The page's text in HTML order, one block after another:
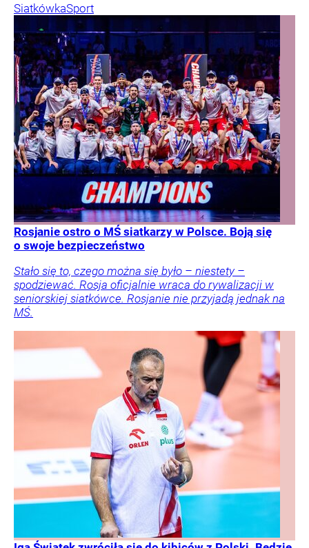
SiatkówkaSport
Rosjanie ostro o MŚ siatkarzy w Polsce. Boją się
o swoje bezpieczeństwo
Stało się to, czego można się było – niestety –
spodziewać. Rosja oficjalnie wraca do rywalizacji w
seniorskiej siatkówce. Rosjanie nie przyjadą jednak na
MŚ.